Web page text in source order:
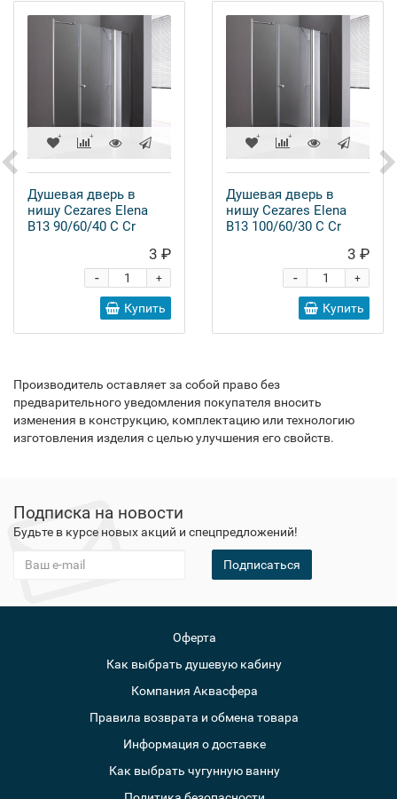
Душевая дверь в
нишу Cezares Elena
B13 90/60/40 C Cr
3 ₽
+
-
Купить
Душевая дверь в
нишу Cezares Elena
B13 100/60/30 C Cr
3 ₽
+
-
Купить
Производитель оставляет за собой право без
предварительного уведомления покупателя вносить
изменения в конструкцию, комплектацию или технологию
изготовления изделия с целью улучшения его свойств.
Подписка на новости
Будьте в курсе новых акций и спецпредложений!
Подписаться
Оферта
Как выбрать душевую кабину
Компания Аквасфера
Правила возврата и обмена товара
Информация о доставке
Как выбрать чугунную ванну